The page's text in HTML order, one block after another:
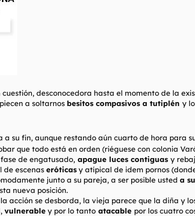
desconocedora hasta el momento de la
a soltarnos besitos compasivos a tutiplén y
a su fin, aunque restando aún cuarto de hora para
que todo está en orden (riéguese con colonia
de engatusado, apague luces contiguas y
de escenas eróticas y atípical de idem pornos
junto a su pareja, a ser posible usted a
nueva posición.
acción se desborda, la vieja parece que la diña y
vulnerable y por lo tanto atacable por los cuatro